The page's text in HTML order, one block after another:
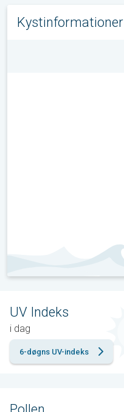
Kystinformationer
UV Indeks
i dag
6-døgns UV-indeks